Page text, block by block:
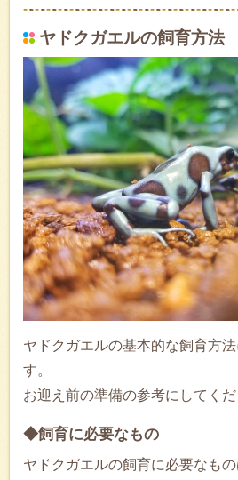
ヤドクガエルの飼育方法
ヤドクガエルの基本的な飼育方
す。
お迎え前の準備の参考にしてくだ
◆飼育に必要なもの
ヤドクガエルの飼育に必要なも